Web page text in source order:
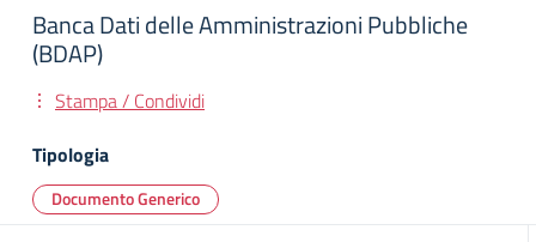
Banca Dati delle Amministrazioni Pubbliche
(BDAP)
Stampa / Condividi
Tipologia
Documento Generico